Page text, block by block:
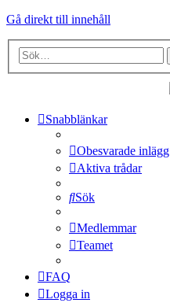
Gå direkt till innehåll
Snabblänkar
Obesvarade inlägg
Aktiva trådar
Sök
Medlemmar
Teamet
FAQ
Logga in